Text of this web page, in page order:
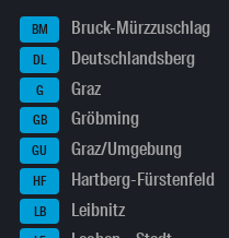
BM Bruck-Mürzzuschlag
DL Deutschlandsberg
G Graz
GB Gröbming
GU Graz/Umgebung
HF Hartberg-Fürstenfeld
LB Leibnitz